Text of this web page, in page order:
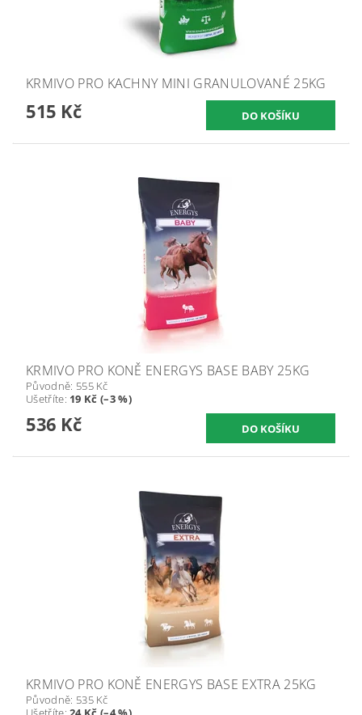
KRMIVO PRO KACHNY MINI GRANULOVANÉ 25KG
515 Kč
KRMIVO PRO KONĚ ENERGYS BASE BABY 25KG
Původně: 555 Kč
Ušetříte: 19 Kč (–3 %)
536 Kč
KRMIVO PRO KONĚ ENERGYS BASE EXTRA 25KG
Původně: 535 Kč